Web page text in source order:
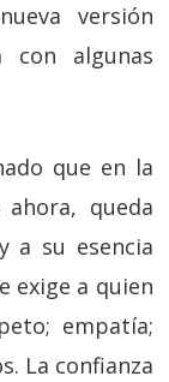
versión
con algunas
que en la
queda
a su esencia
exige a quien
empatía;
La confianza